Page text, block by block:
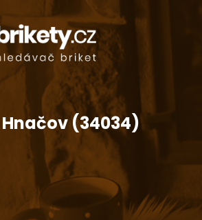
(34034)